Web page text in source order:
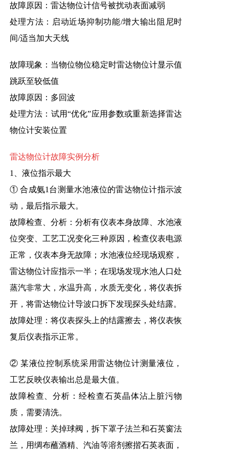
故障原因：雷达物位计信号被扰动表面减弱
处理方法：启动近场抑制功能/增大输出阻尼时
间/适当加大天线
故障现象：当物位物位稳定时雷达物位计显示值
跳跃至较低值
故障原因：多回波
处理方法：试用“优化”应用参数或重新选择雷达
物位计安装位置
雷达物位计故障实例分析
1、液位指示最大
① 合成氨1台测量水池液位的雷达物位计指示波
动，最后指示最大。
故障检查、分析：分析有仪表本身故障、水池液
位突变、工艺工况变化三种原因，检查仪表电源
正常，仪表本身无故障；水池液位经现场观察，
雷达物位计应指示一半；在现场发现水池人口处
蒸汽非常大，水温升高，水质无变化，将仪表拆
开，将雷达物位计导波口拆下发现探头处结露。
故障处理：将仪表探头上的结露擦去，将仪表恢
复后仪表指示正常。
② 某液位控制系统采用雷达物位计测量液位，
工艺反映仪表输出总是最大值。
故障检查、分析：经检查石英晶体沾上脏污物
质，需要清洗。
故障处理：关掉球阀，拆下罩子法兰和石英窗法
兰，用绸布蘸酒精、汽油等溶剂擦揩石英表面，